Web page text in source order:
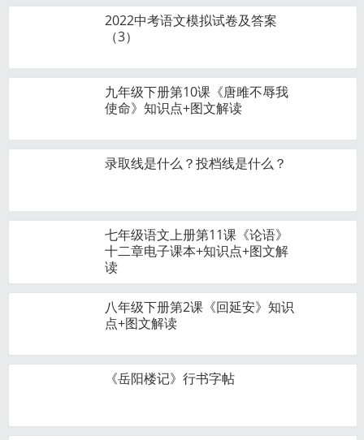
2022中考语文模拟试卷及答案
（3）
九年级下册第10课《唐雎不辱我
使命》知识点+图文解读
录取线是什么？投档线是什么？
七年级语文上册第11课《论语》
十二章电子课本+知识点+图文解
读
八年级下册第2课《回延安》知识
点+图文解读
《岳阳楼记》行书字帖